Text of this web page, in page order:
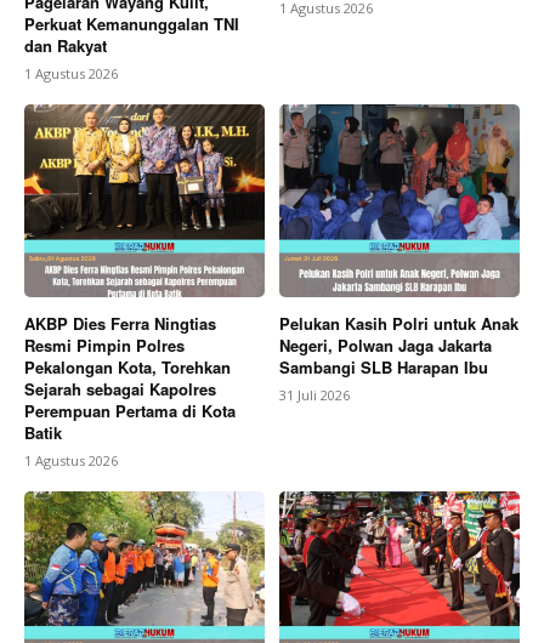
Perkuat Kemanunggalan TNI
dan Rakyat
1 Agustus 2026
1 Agustus 2026
AKBP Dies Ferra Ningtias
Resmi Pimpin Polres
Pekalongan Kota, Torehkan
Sejarah sebagai Kapolres
Perempuan Pertama di Kota
Batik
1 Agustus 2026
Pelukan Kasih Polri untuk Anak
Negeri, Polwan Jaga Jakarta
Sambangi SLB Harapan Ibu
31 Juli 2026